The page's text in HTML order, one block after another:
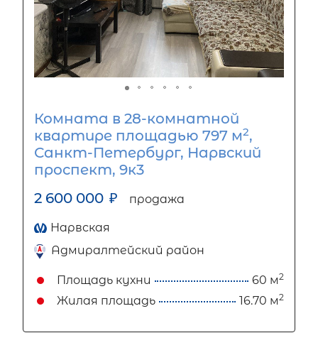
Комната в 28-комнатной
квартире площадью 797 м2,
Санкт-Петербург, Нарвский
проспект, 9к3
2 600 000 ₽ продажа
Нарвская
Адмиралтейский район
Площадь кухни 60 м2
Жилая площадь 16.70 м2